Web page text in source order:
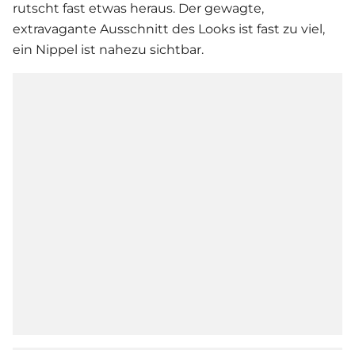
rutscht fast etwas heraus. Der gewagte,
extravagante Ausschnitt des Looks ist fast zu viel,
ein Nippel ist nahezu sichtbar.